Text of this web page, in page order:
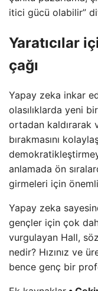
itici gücü olabilir”
Yaratıcılar
çağı
Yapay zeka inkar
olasılıklarda yeni
ortadan kaldırarak
bırakmasını
anlamada ön
girmeleri için
Yapay zeka
gençler için çok
vurgulayan Hall,
nedir? Hızınız ve
bence genç bir